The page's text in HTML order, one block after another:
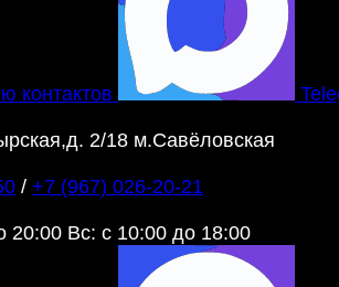
контактов
2/18 м.Савёловская
/ +7 (967) 026‑20‑21
20:00 Вс: c 10:00 до 18:00